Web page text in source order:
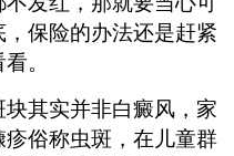
保险的办法还是赶紧
。
其实并非白癜风，家
俗称虫斑，在儿童群